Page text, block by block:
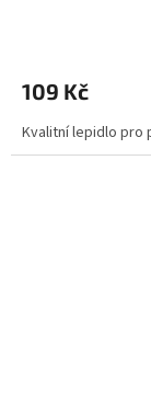
109 Kč
Kvalitní lepidlo pro